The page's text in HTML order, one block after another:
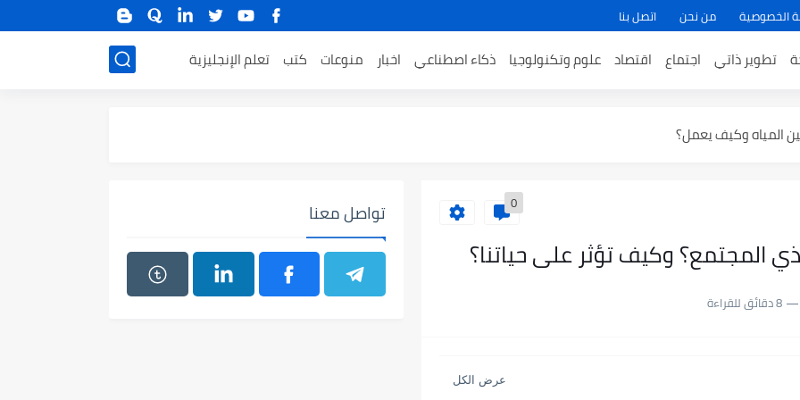
الخصوصية من نحن اتصل بنا
تطوير ذاتي اجتماع اقتصاد علوم وتكنولوجيا ذكاء اصطناعي اخبار منوعات كتب تعلم الإنجليزية
ترميمًا لعقولنا
عظيمة لفضل سيد الاستغفار
بين الماضي والمستقبل
الإسلام
0
المجتمع؟ وكيف تؤثر على حياتنا؟
8 دقائق للقراءة
تواصل معنا